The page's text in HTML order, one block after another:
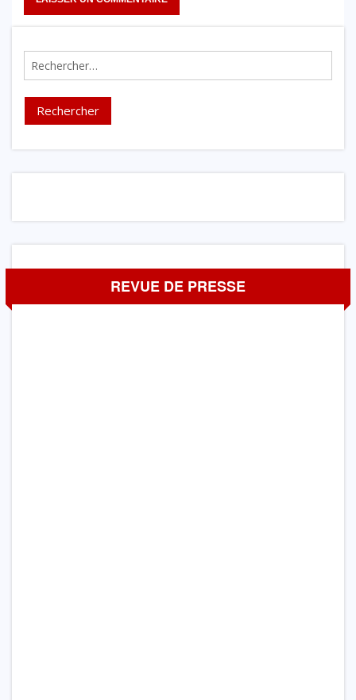
Rechercher :
REVUE DE PRESSE